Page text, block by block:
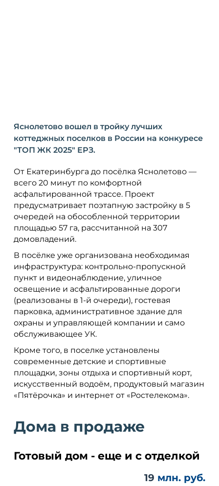
Яснолетово вошел в тройку лучших
коттеджных поселков в России на конкуресе
"ТОП ЖК 2025" ЕРЗ.
От Екатеринбурга до посёлка Яснолетово —
всего 20 минут по комфортной
асфальтированной трассе. Проект
предусматривает поэтапную застройку в 5
очередей на обособленной территории
площадью 57 га, рассчитанной на 307
домовладений.
В посёлке уже организована необходимая
инфраструктура: контрольно-пропускной
пункт и видеонаблюдение, уличное
освещение и асфальтированные дороги
(реализованы в 1-й очереди), гостевая
парковка, административное здание для
охраны и управляющей компании и само
обслуживающее УК.
Кроме того, в поселке установлены
современные детские и спортивные
площадки, зоны отдыха и спортивный корт,
искусственный водоём, продуктовый магазин
«Пятёрочка» и интернет от «Ростелекома».
Дома в продаже
Готовый дом - еще и с отделкой
19 млн. руб.